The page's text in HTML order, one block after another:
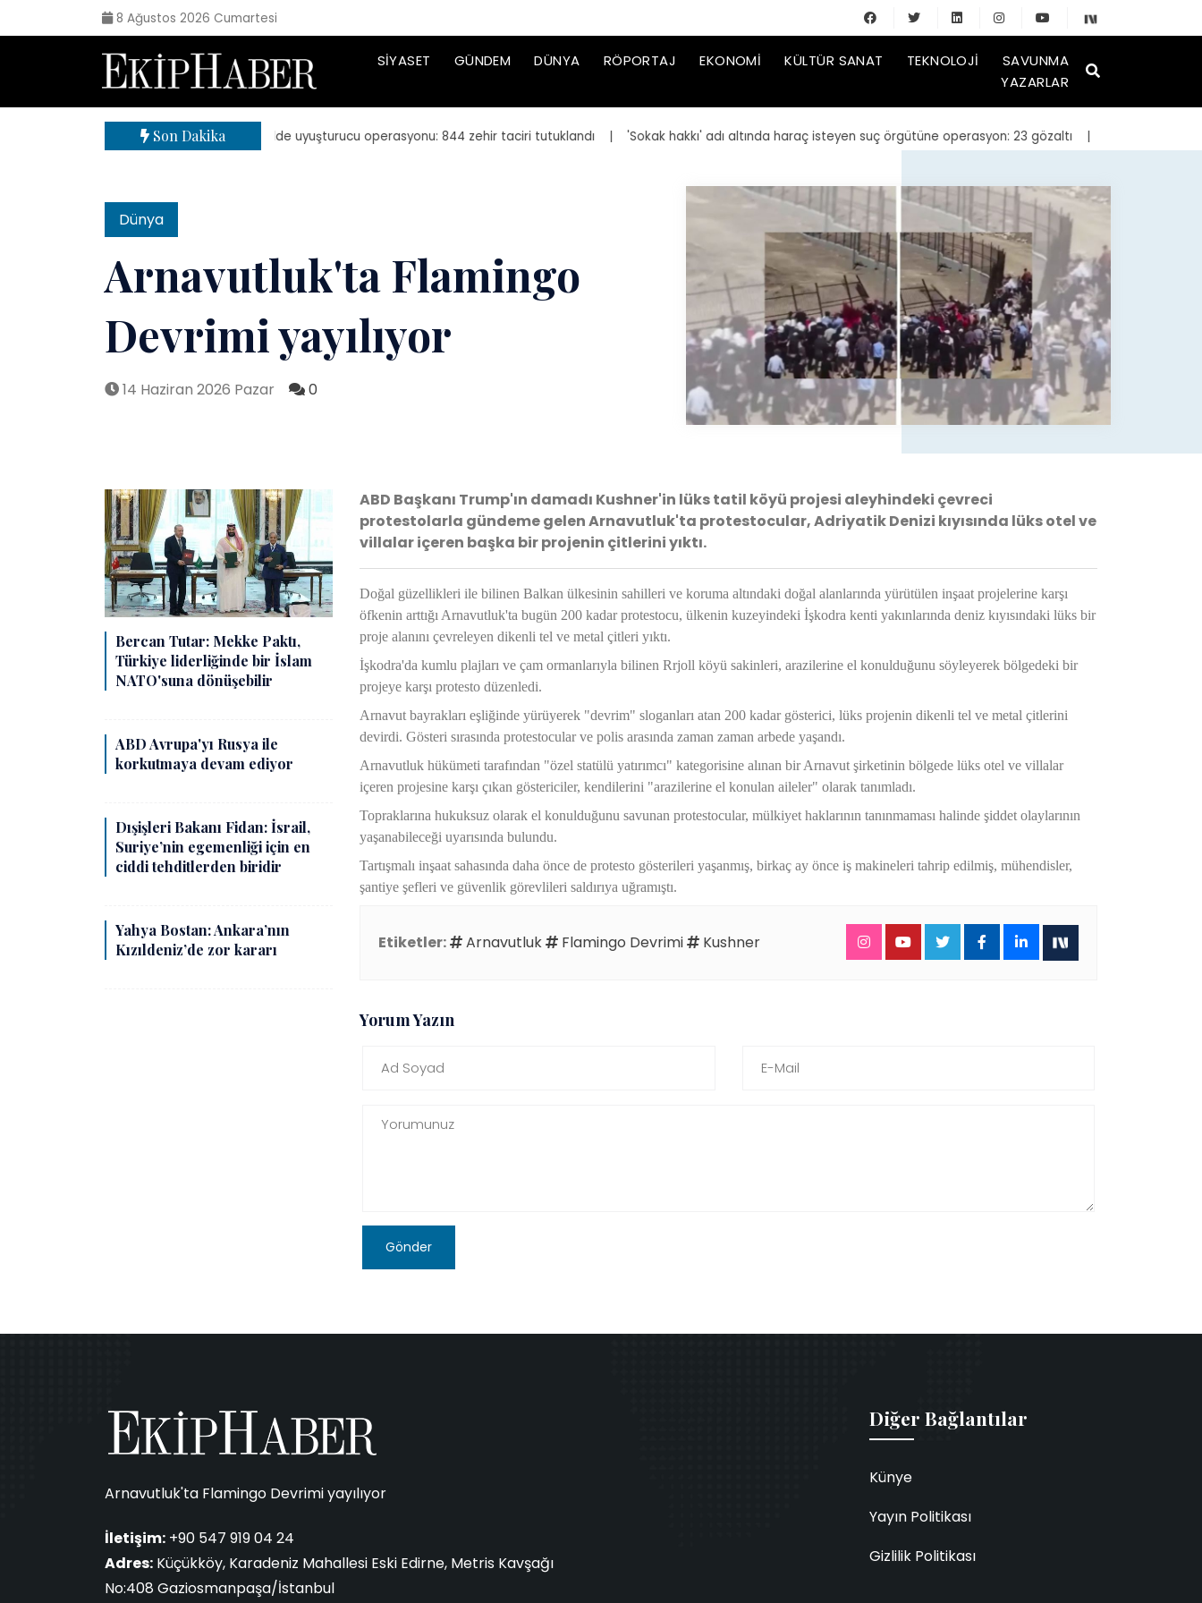
8 Ağustos 2026 Cumartesi
SIYASET GÜNDEM DÜNYA RÖPORTAJ EKONOMI KÜLTÜR SANAT TEKNOLOJI
SAVUNMA
YAZARLAR
Son Dakika| 71 ilde uyuşturucu operasyonu: 844 zehir taciri tutuklandı | 'Sokak hakkı' adı altında haraç isteyen suç örgütüne operasyon: 23 gözaltı | Bakan Kurum, yeniden
Dünya
Arnavutluk'ta Flamingo
Devrimi yayılıyor
14 Haziran 2026 Pazar 0
ABD Başkanı Trump'ın damadı Kushner'in lüks tatil köyü projesi aleyhindeki çevreci
protestolarla gündeme gelen Arnavutluk'ta protestocular, Adriyatik Denizi kıyısında lüks otel ve
villalar içeren başka bir projenin çitlerini yıktı.
Doğal güzellikleri ile bilinen Balkan ülkesinin sahilleri ve koruma altındaki doğal alanlarında yürütülen inşaat projelerine karşı
öfkenin arttığı Arnavutluk'ta bugün 200 kadar protestocu, ülkenin kuzeyindeki İşkodra kenti yakınlarında deniz kıyısındaki lüks bir
proje alanını çevreleyen dikenli tel ve metal çitleri yıktı.
İşkodra'da kumlu plajları ve çam ormanlarıyla bilinen Rrjoll köyü sakinleri, arazilerine el konulduğunu söyleyerek bölgedeki bir
projeye karşı protesto düzenledi.
Arnavut bayrakları eşliğinde yürüyerek "devrim" sloganları atan 200 kadar gösterici, lüks projenin dikenli tel ve metal çitlerini
devirdi. Gösteri sırasında protestocular ve polis arasında zaman zaman arbede yaşandı.
Arnavutluk hükümeti tarafından "özel statülü yatırımcı" kategorisine alınan bir Arnavut şirketinin bölgede lüks otel ve villalar
içeren projesine karşı çıkan göstericiler, kendilerini "arazilerine el konulan aileler" olarak tanımladı.
Topraklarına hukuksuz olarak el konulduğunu savunan protestocular, mülkiyet haklarının tanınmaması halinde şiddet olaylarının
yaşanabileceği uyarısında bulundu.
Tartışmalı inşaat sahasında daha önce de protesto gösterileri yaşanmış, birkaç ay önce iş makineleri tahrip edilmiş, mühendisler,
şantiye şefleri ve güvenlik görevlileri saldırıya uğramıştı.
Etiketler: Arnavutluk Flamingo Devrimi Kushner
Yorum Yazın
Gönder
Bercan Tutar: Mekke Paktı,
Türkiye liderliğinde bir İslam
NATO'suna dönüşebilir
ABD Avrupa'yı Rusya ile
korkutmaya devam ediyor
Dışişleri Bakanı Fidan: İsrail,
Suriye’nin egemenliği için en
ciddi tehditlerden biridir
Yahya Bostan: Ankara’nın
Kızıldeniz’de zor kararı
Arnavutluk'ta Flamingo Devrimi yayılıyor
İletişim: +90 547 919 04 24
Adres: Küçükköy, Karadeniz Mahallesi Eski Edirne, Metris Kavşağı
No:408 Gaziosmanpaşa/İstanbul
Diğer Bağlantılar
Künye
Yayın Politikası
Gizlilik Politikası